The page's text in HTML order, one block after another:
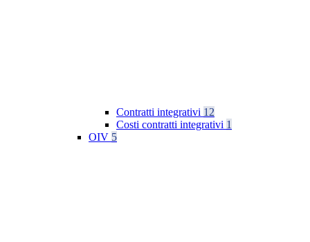
Contratti integrativi 12
Costi contratti integrativi 1
OIV 5